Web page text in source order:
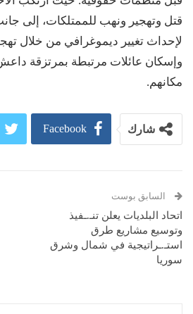
قتل وتهجير ونهب للممتلكات، إلى
لإحداث تغيير ديموغرافي من خلال
وإسكان عائلات مرتبطة بمرتزقة
مكانهم.
شارك Facebook
السابق بوست
اتحاد البلديات يعلن تنـ.ـفيذ
وتوسيع مشاريع طرق
استـ.ـراتيجية في شمال وشرق
سوريا